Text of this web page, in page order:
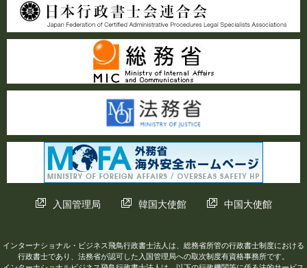
入国管理局 韓国大使館 中国大使館
インターナショナル・ビジネス飛鳥行政書士法人は、総務省所管の行政書士制度における
行政書士であり、法務省が認可した入国管理局への取次制度有資格事務所です。